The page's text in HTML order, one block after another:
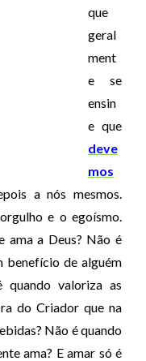
que
geral
ment
e se
ensin
e que
deve
mos
a nós mesmos.
e o egoísmo.
ama a Deus? Não é
benefício de alguém
valoriza as
do Criador que na
Não é quando
ama? E amar só é